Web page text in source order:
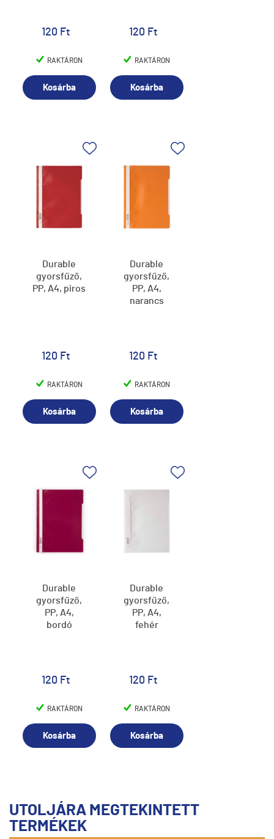
120 Ft
RAKTÁRON
Kosárba
120 Ft
RAKTÁRON
Kosárba
Durable
gyorsfűző,
PP, A4, piros
120 Ft
RAKTÁRON
Kosárba
Durable
gyorsfűző,
PP, A4,
narancs
120 Ft
RAKTÁRON
Kosárba
Durable
gyorsfűző,
PP, A4,
bordó
120 Ft
RAKTÁRON
Kosárba
Durable
gyorsfűző,
PP, A4,
fehér
120 Ft
RAKTÁRON
Kosárba
UTOLJÁRA MEGTEKINTETT
TERMÉKEK